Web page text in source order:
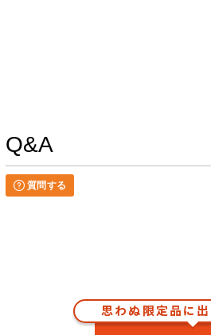
Q&A
質問する
思わぬ限定品に出